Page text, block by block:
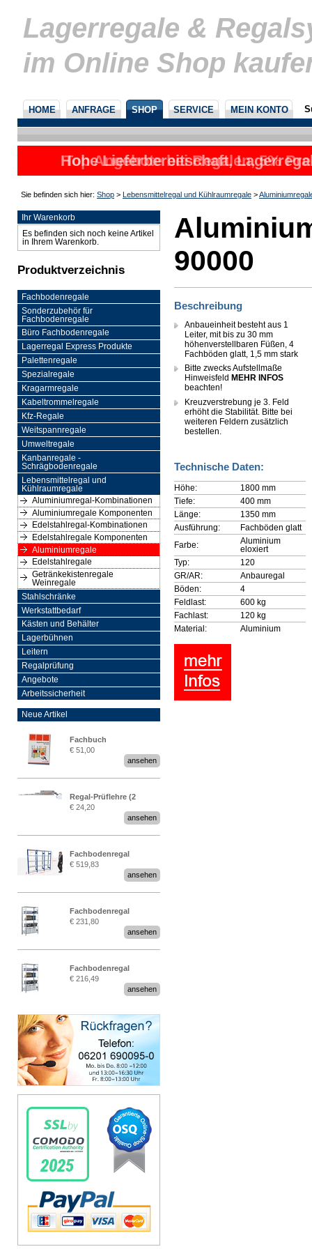
Lagerregale &
im Online Shop
HOME ANFRAGE SHOP SERVICE MEIN KONTO
Top Angebote bei Regalen, 5%
Hohe Lieferbereitschaft,
nicht
Sie befinden sich hier: Shop > Lebensmittelregal und Kühlraumregale >
Ihr Warenkorb
Es befinden sich noch keine Artikel
in Ihrem Warenkorb.
Produktverzeichnis
Fachbodenregale
Sonderzubehör für
Fachbodenregale
Büro Fachbodenregale
Lagerregal Express Produkte
Palettenregale
Spezialregale
Kragarmregale
Kabeltrommelregale
Kfz-Regale
Weitspannregale
Umweltregale
Kanbanregale -
Schrägbodenregale
Lebensmittelregal und
Kühlraumregale
Aluminiumregal-Kombinationen
Aluminiumregale Komponenten
Edelstahlregal-Kombinationen
Edelstahlregale Komponenten
Aluminiumregale
Edelstahlregale
Getränkekistenregale
Weinregale
Stahlschränke
Werkstattbedarf
Kästen und Behälter
Lagerbühnen
Leitern
Regalprüfung
Angebote
Arbeitssicherheit
Neue Artikel
Fachbuch
„Regalprüfung nach DIN
€ 51,00
ansehen
Regal-Prüflehre (2
Stück)
€ 24,20
ansehen
Fachbodenregal
Stecksystem MultiPlus
2,25 Meter breit
€ 519,83
ansehen
Fachbodenregal
Stecksystem MultiPlus
€ 231,80
ansehen
Fachbodenregal
Stecksystem MultiPlus
€ 216,49
ansehen
90000
Beschreibung
Anbaueinheit besteht aus 1
Leiter, mit bis zu 30 mm
höhenverstellbaren Füßen, 4
Fachböden glatt, 1,5 mm stark
Bitte zwecks Aufstellmaße
Hinweisfeld MEHR INFOS
beachten!
Kreuzverstrebung je 3. Feld
erhöht die Stabilität. Bitte bei
weiteren Feldern zusätzlich
bestellen.
Technische Daten:
Höhe:
1800 mm
Tiefe:
400 mm
Länge:
1350 mm
Ausführung:
Fachböden glatt
Farbe:
Aluminium
eloxiert
Typ:
120
GR/AR:
Anbauregal
Böden:
4
Feldlast:
600 kg
Fachlast:
120 kg
Material:
Aluminium